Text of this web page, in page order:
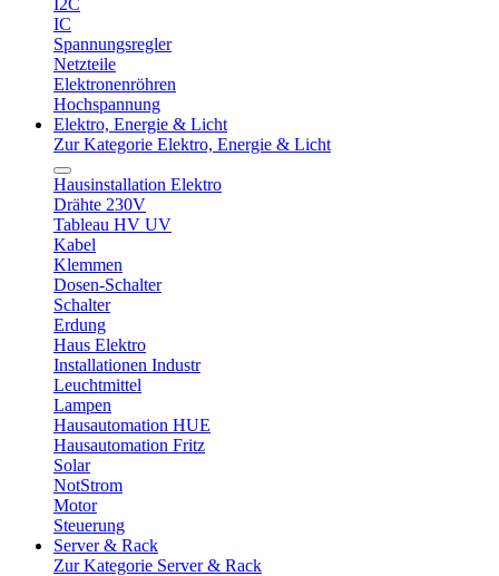
I2C
IC
Spannungsregler
Netzteile
Elektronenröhren
Hochspannung
Elektro, Energie & Licht
Zur Kategorie Elektro, Energie & Licht
Hausinstallation Elektro
Drähte 230V
Tableau HV UV
Kabel
Klemmen
Dosen-Schalter
Schalter
Erdung
Haus Elektro
Installationen Industr
Leuchtmittel
Lampen
Hausautomation HUE
Hausautomation Fritz
Solar
NotStrom
Motor
Steuerung
Server & Rack
Zur Kategorie Server & Rack